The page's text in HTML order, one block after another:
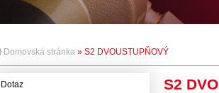
Domovská stránka » S2 DVOUSTUPŇOVÝ
Dotaz
S2